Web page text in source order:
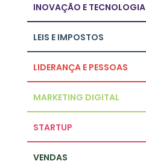
INOVAÇÃO E TECNOLOGIA
LEIS E IMPOSTOS
LIDERANÇA E PESSOAS
MARKETING DIGITAL
STARTUP
VENDAS